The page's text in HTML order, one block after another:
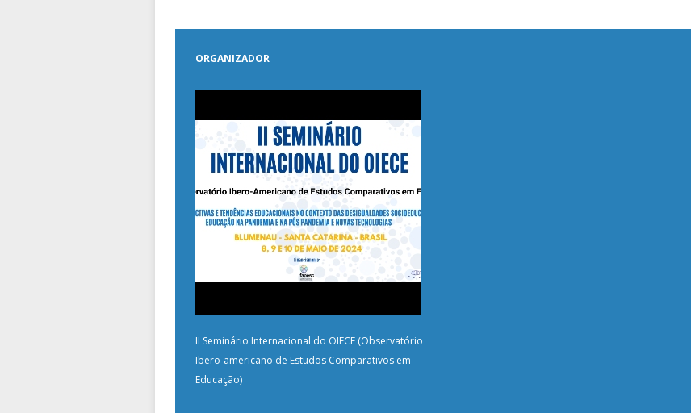
ORGANIZADOR
II Seminário Internacional do OIECE (Observatório
Ibero-americano de Estudos Comparativos em
Educação)